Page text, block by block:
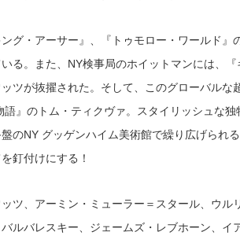
グ・アーサー』、『トゥモロー・ワールド』
る。また、NY検事局のホイットマンには、
ツが抜擢された。そして、このグローバルな
』のトム・ティクヴァ。スタイリッシュな
のNY グッゲンハイム美術館で繰り広げられ
釘付けにする！
ツ、アーミン・ミューラー＝スタール、ウル
ルバレスキー、ジェームズ・レブホーン、イ